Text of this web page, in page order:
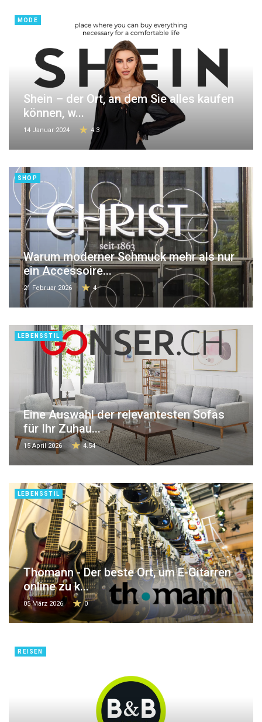
MODE
Shein – der Ort, an dem Sie alles kaufen
können, w...
14 Januar 2024 4.3
SHOP
Warum moderner Schmuck mehr als nur
ein Accessoire...
21 Februar 2026 4
LEBENSSTIL
Eine Auswahl der relevantesten Sofas
für Ihr Zuhau...
15 April 2026 4.54
LEBENSSTIL
Thomann - Der beste Ort, um E-Gitarren
online zu k...
05 März 2026 0
REISEN